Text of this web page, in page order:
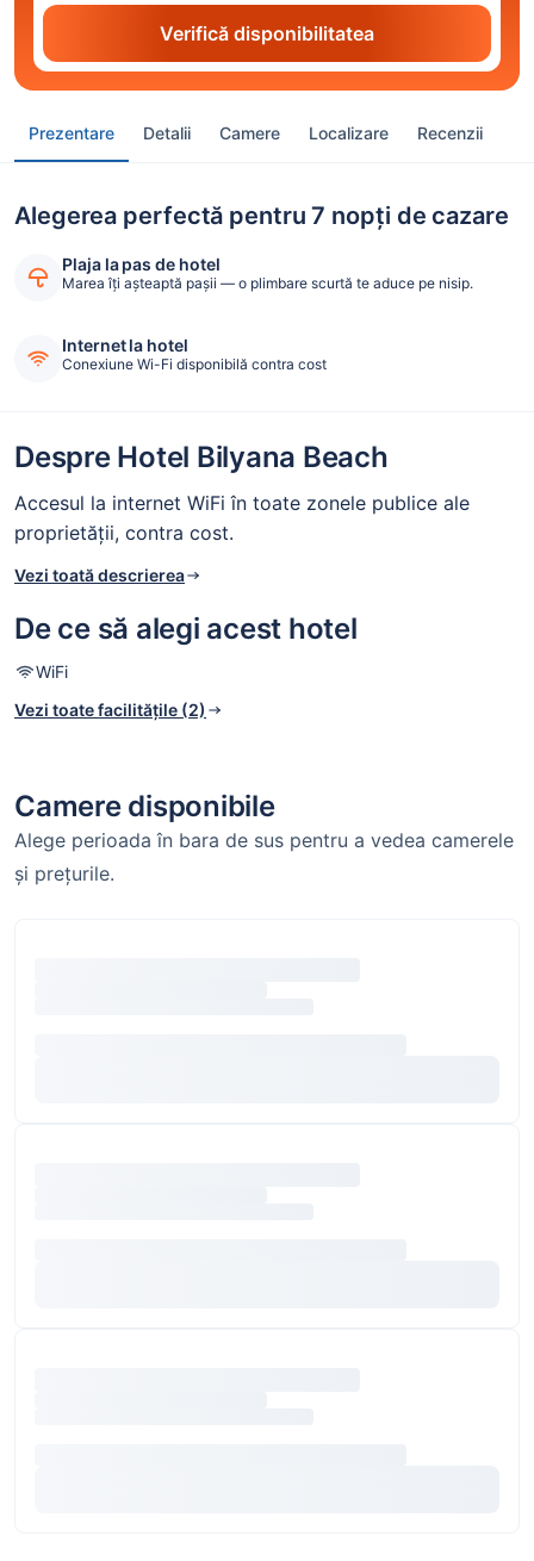
Verifică disponibilitatea
Prezentare Detalii Camere Localizare Recenzii
Alegerea perfectă pentru 7 nopți de cazare
Plaja la pas de hotel
Marea îți așteaptă pașii — o plimbare scurtă te aduce pe nisip.
Internet la hotel
Conexiune Wi-Fi disponibilă contra cost
Despre Hotel Bilyana Beach
Accesul la internet WiFi în toate zonele publice ale
proprietății, contra cost.
Vezi toată descrierea
De ce să alegi acest hotel
WiFi
Vezi toate facilitățile (2)
Camere disponibile
Alege perioada în bara de sus pentru a vedea camerele
și prețurile.